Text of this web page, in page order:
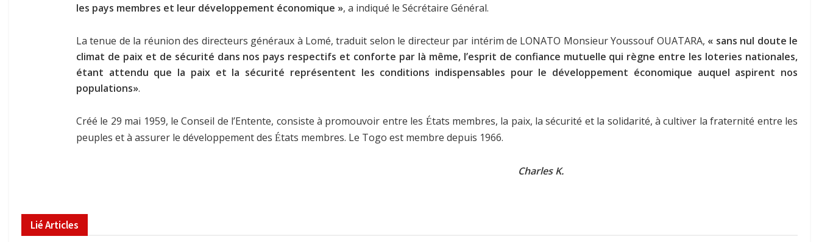
les pays membres et leur développement économique », a indiqué le Sécrétaire Général.
La tenue de la réunion des directeurs généraux à Lomé, traduit selon le directeur par intérim de LONATO Monsieur Youssouf OUATARA, « sans nul doute le
climat de paix et de sécurité dans nos pays respectifs et conforte par là même, l’esprit de confiance mutuelle qui règne entre les loteries nationales,
étant attendu que la paix et la sécurité représentent les conditions indispensables pour le développement économique auquel aspirent nos
populations».
Créé le 29 mai 1959, le Conseil de l’Entente, consiste à promouvoir entre les États membres, la paix, la sécurité et la solidarité, à cultiver la fraternité entre les
peuples et à assurer le développement des États membres. Le Togo est membre depuis 1966.
Charles K.
LiéArticles